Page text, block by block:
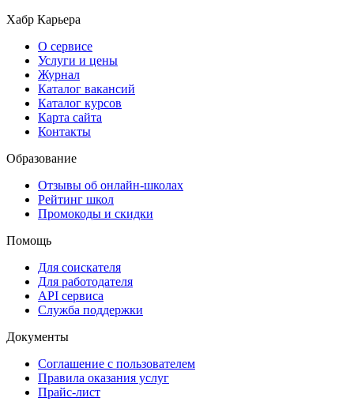
Хабр Карьера
О сервисе
Услуги и цены
Журнал
Каталог вакансий
Каталог курсов
Карта сайта
Контакты
Образование
Отзывы об онлайн-школах
Рейтинг школ
Промокоды и скидки
Помощь
Для соискателя
Для работодателя
API сервиса
Служба поддержки
Документы
Соглашение с пользователем
Правила оказания услуг
Прайс-лист